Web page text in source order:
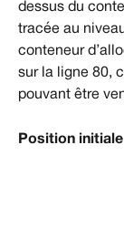
dessus du
tracée au
conteneur
sur la ligne 80,
pouvant être
Position initiale